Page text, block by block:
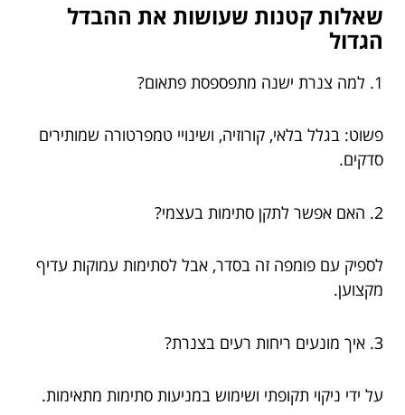
שאלות קטנות שעושות את ההבדל
הגדול
1. למה צנרת ישנה מתפספסת פתאום?
פשוט: בגלל בלאי, קורוזיה, ושינויי טמפרטורה שמותירים
סדקים.
2. האם אפשר לתקן סתימות בעצמי?
לספיק עם פומפה זה בסדר, אבל לסתימות עמוקות עדיף
מקצוען.
3. איך מונעים ריחות רעים בצנרת?
על ידי ניקוי תקופתי ושימוש במניעות סתימות מתאימות.